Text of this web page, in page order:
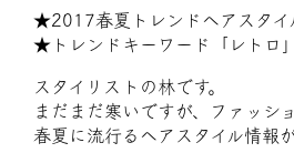
★2017春夏トレンドヘアスタ
★トレンドキーワード「レトロ
スタイリストの林です。
まだまだ寒いですが、ファッシ
春夏に流行るヘアスタイル情報